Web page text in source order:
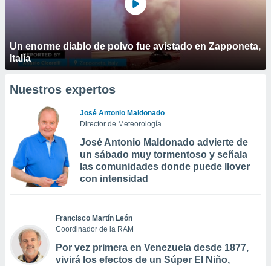
Un enorme diablo de polvo fue avistado en Zapponeta,
Italia
Nuestros expertos
José Antonio Maldonado
Director de Meteorología
José Antonio Maldonado advierte de
un sábado muy tormentoso y señala
las comunidades donde puede llover
con intensidad
Francisco Martín León
Coordinador de la RAM
Por vez primera en Venezuela desde 1877,
vivirá los efectos de un Súper El Niño,